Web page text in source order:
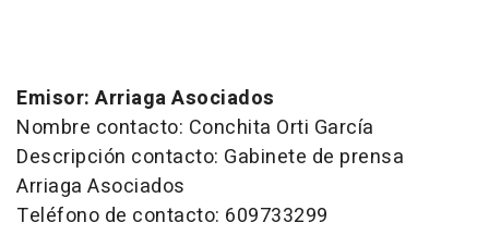
Emisor: Arriaga Asociados
Nombre contacto: Conchita Orti García
Descripción contacto: Gabinete de prensa
Arriaga Asociados
Teléfono de contacto: 609733299